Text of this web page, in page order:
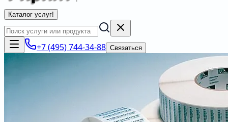
Каталог услуг!
+7 (495) 744-34-88 Связаться